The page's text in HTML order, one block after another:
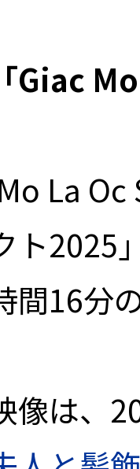
Giac
La Oc
ト2025
間16分
像は、